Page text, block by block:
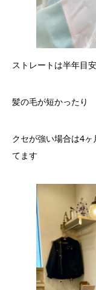
ストレートは半年目
髪の毛が短かったり
クセが強い場合は4
てます